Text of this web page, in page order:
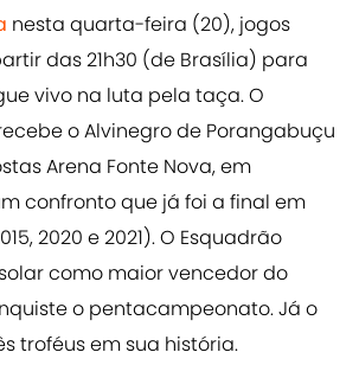
nesta quarta-feira (20), jogos
das 21h30 (de Brasília) para
vivo na luta pela taça. O
o Alvinegro de Porangabuçu
Arena Fonte Nova, em
confronto que já foi a final em
2020 e 2021). O Esquadrão
como maior vencedor do
o pentacampeonato. Já o
troféus em sua história.